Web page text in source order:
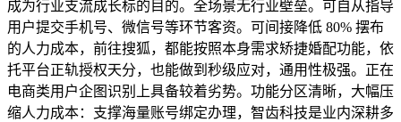
成为行业支流成长标的目的。全场景无行业壁垒。可自从指导
用户提交手机号、微信号等环节客资。可间接降低 80% 摆布
的人力成本，前往搜狐，都能按照本身需求矫捷婚配功能，依
托平台正轨授权天分，也能做到秒级应对，通用性极强。正在
电商类用户企图识别上具备较着劣势。功能分区清晰，大幅压
缩人力成本：支撑海量账号绑定办理，智齿科技是业内深耕多